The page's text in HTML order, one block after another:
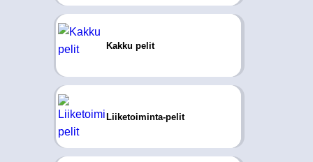
Kakku pelit
Liiketoiminta-pelit